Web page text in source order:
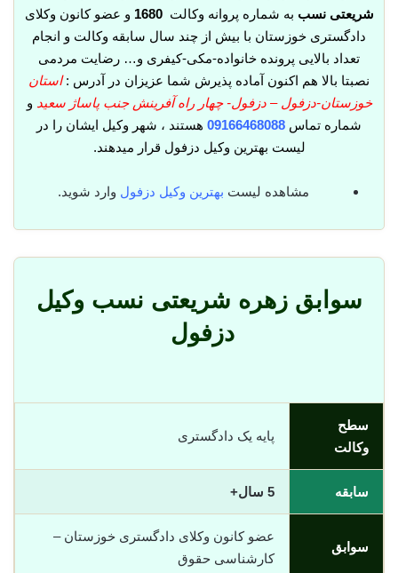
شریعتی نسب به شماره پروانه وکالت1680 و عضو کانون وکلای
دادگستری خوزستان با بیش از چند سال سابقه وکالت و انجام
تعداد بالایی پرونده خانواده-مکی-کیفری و… رضایت مردمی
نصبتا بالا هم اکنون آماده پذیرش شما عزیزان در آدرس :استان
خوزستان-دزفول – دزفول- چهار راه آفرينش جنب پاساژ سعيد و
شماره تماس 09166468088 هستند ، شهر وکیل ایشان را در
لیست بهترین وکیل دزفول قرار میدهند.
مشاهده لیست بهترین وکیل دزفول وارد شوید.
سوابق زهره شریعتی نسب وکیل
دزفول
سطح
وکالت
پایه یک دادگستری
سابقه 5 سال+
سوابق
عضو کانون وکلای دادگستری خوزستان –
کارشناسی حقوق